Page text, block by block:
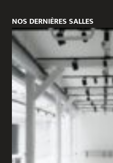
NOS DERNIÈRES SALLES